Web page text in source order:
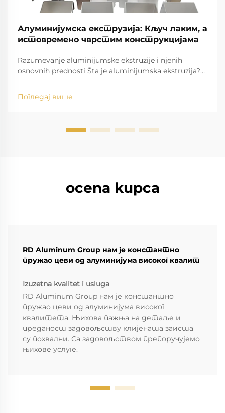
Алуминијумска екструзија: Кључ лаким, а
истовремено чврстим конструкцијама
Razumevanje aluminijumske ekstruzije i njenih
osnovnih prednosti Šta je aluminijumska ekstruzija?
podrazumeva oblikovanje sirovog aluminijuma u
različite složene forme potiskivanjem vrućih biljeta
Погледај више
ocena kupca
RD Aluminum Group нам је константно
пружао цеви од алуминијума високог квалит
Izuzetna kvalitet i usluga
RD Aluminum Group нам је константно
пружао цеви од алуминијума високог
квалитета. Њихова пажња на детаље и
преданост задовољству клијената заиста
су похвални. Са задовољством препоручујемо
њихове услуге.